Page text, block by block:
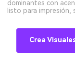
dominantes con
listo para impresión,
Crea